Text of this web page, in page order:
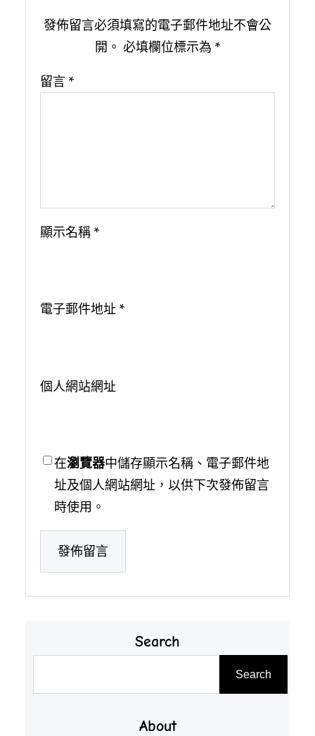
發佈留言必須填寫的電子郵件地址不會公
開。 必填欄位標示為 *
留言 *
顯示名稱 *
電子郵件地址 *
個人網站網址
在瀏覽器中儲存顯示名稱、電子郵件地
址及個人網站網址，以供下次發佈留言
時使用。
Search
Search
About